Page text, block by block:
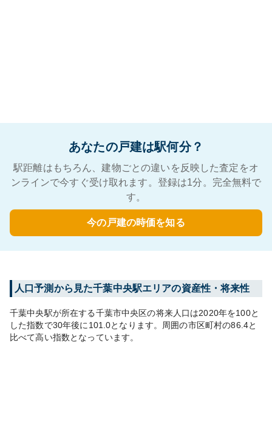
あなたの戸建は駅何分？
駅距離はもちろん、建物ごとの違いを反映した査定をオ
ンラインで今すぐ受け取れます。登録は1分。完全無料で
す。
今の戸建の時価を知る
人口予測から見た千葉中央駅エリアの資産性・将来性
千葉中央駅が所在する千葉市中央区の将来人口は2020年を100と
した指数で30年後に 101.0となります。 周囲の市区町村の86.4と
比べて高い指数となっています。